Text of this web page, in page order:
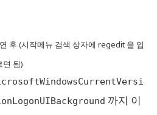
후 (시작메뉴 검색 상자에 regedit 을 입
면 됨)
까지 이